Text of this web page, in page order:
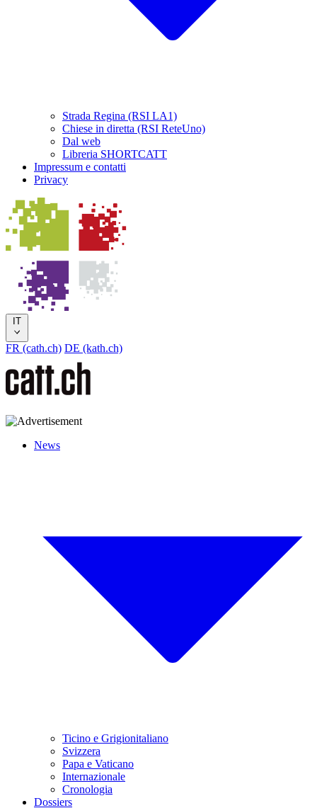
Strada Regina (RSI LA1)
Chiese in diretta (RSI ReteUno)
Dal web
Libreria SHORTCATT
Impressum e contatti
Privacy
IT
FR (cath.ch) DE (kath.ch)
News
Ticino e Grigionitaliano
Svizzera
Papa e Vaticano
Internazionale
Cronologia
Dossiers